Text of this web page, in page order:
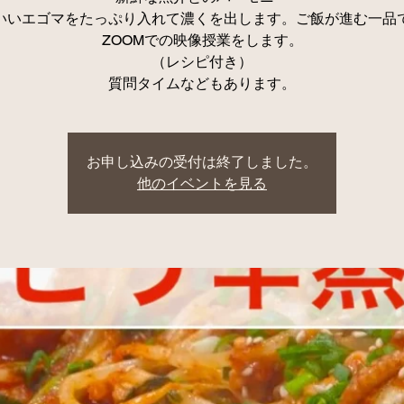
いエゴマをたっぷり入れて濃くを出します。ご飯が進む一品
ZOOMでの映像授業をします。
（レシピ付き）
質問タイムなどもあります。
お申し込みの受付は終了しました。
他のイベントを見る